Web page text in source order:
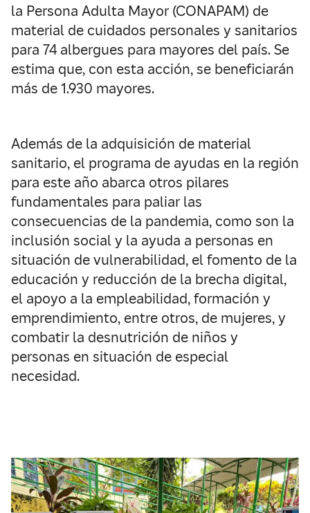
la Persona Adulta Mayor (CONAPAM) de
material de cuidados personales y sanitarios
para 74 albergues para mayores del país. Se
estima que, con esta acción, se beneficiarán
más de 1.930 mayores.
Además de la adquisición de material
sanitario, el programa de ayudas en la región
para este año abarca otros pilares
fundamentales para paliar las
consecuencias de la pandemia, como son la
inclusión social y la ayuda a personas en
situación de vulnerabilidad, el fomento de la
educación y reducción de la brecha digital,
el apoyo a la empleabilidad, formación y
emprendimiento, entre otros, de mujeres, y
combatir la desnutrición de niños y
personas en situación de especial
necesidad.